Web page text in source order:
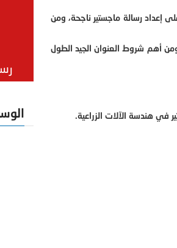
إعداد رسالة ماجستير ناجحة، ومن
أهم شروط العنوان الجيد الطول
في هندسة الآلات الزراعية.